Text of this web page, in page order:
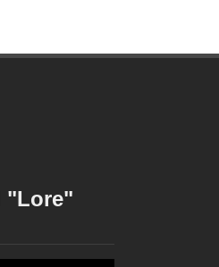
"Lore"